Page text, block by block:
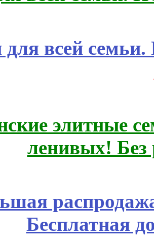
всей
элитные
ленивых!
Бесплатная